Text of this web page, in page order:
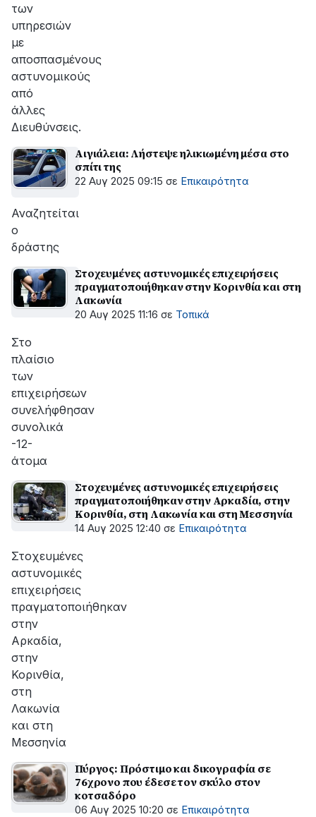
των
υπηρεσιών
με
αποσπασμένους
αστυνομικούς
από
άλλες
Διευθύνσεις.
Αιγιάλεια: Λήστεψε ηλικιωμένη μέσα στο
σπίτι της
22 Αυγ 2025 09:15 σε Επικαιρότητα
Αναζητείται
ο
δράστης
Στοχευμένες αστυνομικές επιχειρήσεις
πραγματοποιήθηκαν στην Κορινθία και στη
Λακωνία
20 Αυγ 2025 11:16 σε Τοπικά
Στο
πλαίσιο
των
επιχειρήσεων
συνελήφθησαν
συνολικά
-12-
άτομα
Στοχευμένες αστυνομικές επιχειρήσεις
πραγματοποιήθηκαν στην Αρκαδία, στην
Κορινθία, στη Λακωνία και στη Μεσσηνία
14 Αυγ 2025 12:40 σε Επικαιρότητα
Στοχευμένες
αστυνομικές
επιχειρήσεις
πραγματοποιήθηκαν
στην
Αρκαδία,
στην
Κορινθία,
στη
Λακωνία
και στη
Μεσσηνία
Πύργος: Πρόστιμο και δικογραφία σε
76χρονο που έδεσε τον σκύλο στον
κοτσαδόρο
06 Αυγ 2025 10:20 σε Επικαιρότητα